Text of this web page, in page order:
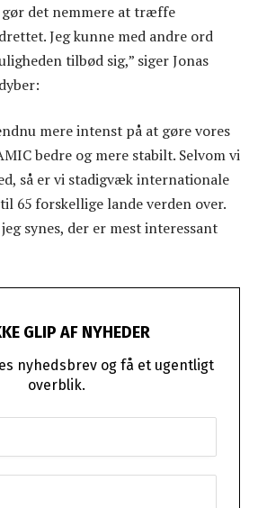
gør det nemmere at træffe
Jeg kunne med andre ord
tilbød sig,” siger Jonas
mere intenst på at gøre vores
bedre og mere stabilt. Selvom vi
så er vi stadigvæk internationale
65 forskellige lande verden over.
synes, der er mest interessant
GLIP AF NYHEDER
nyhedsbrev og få et ugentligt
overblik.